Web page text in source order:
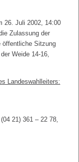
26. Juli 2002, 14:00
Zulassung der
öffentliche Sitzung
Weide 14-16,
Landeswahlleiters:
21) 361 – 22 78,